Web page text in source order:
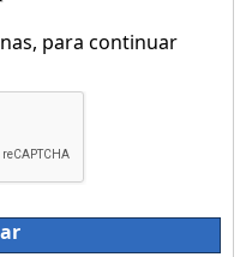
para continuar